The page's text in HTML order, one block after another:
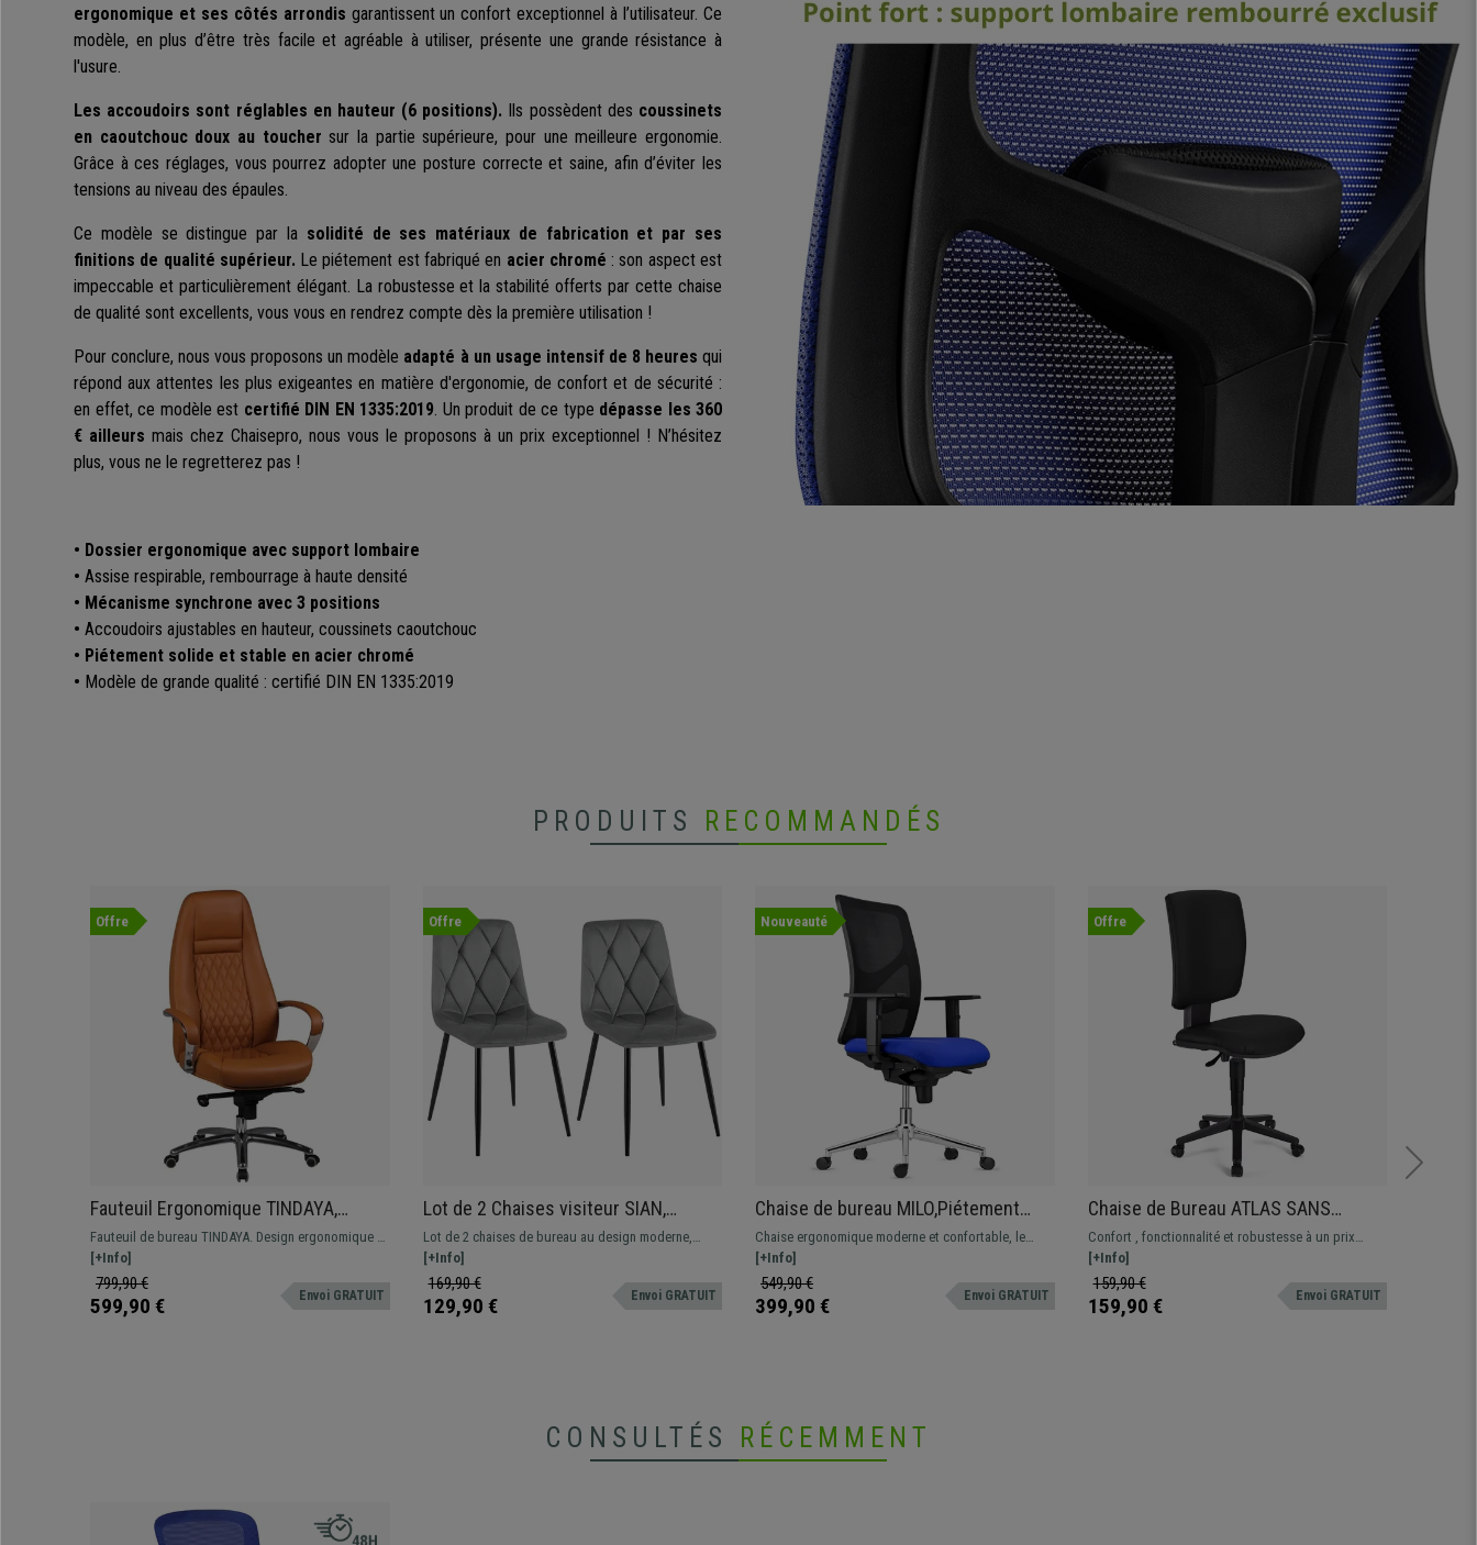
ergonomique et ses côtés arrondis garantissent un confort exceptionnel à l’utilisateur. Ce
modèle, en plus d’être très facile et agréable à utiliser, présente une grande résistance à
l'usure.
Les accoudoirs sont réglables en hauteur (6 positions). Ils possèdent des coussinets
en caoutchouc doux au toucher sur la partie supérieure, pour une meilleure ergonomie.
Grâce à ces réglages, vous pourrez adopter une posture correcte et saine, afin d’éviter les
tensions au niveau des épaules.
Ce modèle se distingue par la solidité de ses matériaux de fabrication et par ses
finitions de qualité supérieur. Le piétement est fabriqué en acier chromé : son aspect est
impeccable et particulièrement élégant. La robustesse et la stabilité offerts par cette chaise
de qualité sont excellents, vous vous en rendrez compte dès la première utilisation !
Pour conclure, nous vous proposons un modèle adapté à un usage intensif de 8 heures qui
répond aux attentes les plus exigeantes en matière d'ergonomie, de confort et de sécurité :
en effet, ce modèle est certifié DIN EN 1335:2019. Un produit de ce type dépasse les 360
€ ailleurs mais chez Chaisepro, nous vous le proposons à un prix exceptionnel ! N’hésitez
plus, vous ne le regretterez pas !
• Dossier ergonomique avec support lombaire
• Assise respirable, rembourrage à haute densité
• Mécanisme synchrone avec 3 positions
• Accoudoirs ajustables en hauteur, coussinets caoutchouc
• Piétement solide et stable en acier chromé
• Modèle de grande qualité : certifié DIN EN 1335:2019
PRODUITS RECOMMANDÉS
Offre
Fauteuil Ergonomique TINDAYA,
Design Exclusif, Revêtement, en Cuir
authentique, Marron Clair
Fauteuil de bureau TINDAYA. Design ergonomique et
très élégant avec des coutures apparentes.
Fabriqué avec des matériaux de première qualité et
revêtement en cuir véritable.
[+Info]
799,90 €
599,90 € Envoi GRATUIT
Offre
Lot de 2 Chaises visiteur SIAN,
Elégance et Confort, Pieds
métalliques, en Velours Gris
Lot de 2 chaises de bureau au design moderne,
fonctionnel et confortable. Rembourrées de velours
doux, agréables au toucher et dotées d'une finition
élégante.
[+Info]
169,90 €
129,90 € Envoi GRATUIT
Nouveauté
Chaise de bureau MILO,Piétement
métallique, Accoudoirs Ajustables,
Support Lombaire, en Tissu, Bleu
Chaise ergonomique moderne et confortable, le
modèle parfait pour une utilisation professionnelle
étant donné sa grande résistance et son confort
[+Info]
549,90 €
399,90 € Envoi GRATUIT
Offre
Chaise de Bureau ATLAS SANS
ACCOUDOIRS CUIR, Dossier Ajustable,
Grand Rembourrage, Noir
Confort , fonctionnalité et robustesse à un prix
imbattable. Ce magnifique modèle offre des
prestations excellentes au quotidien, différentes
couleurs disponibles
[+Info]
159,90 €
159,90 € Envoi GRATUIT
CONSULTÉS RÉCEMMENT